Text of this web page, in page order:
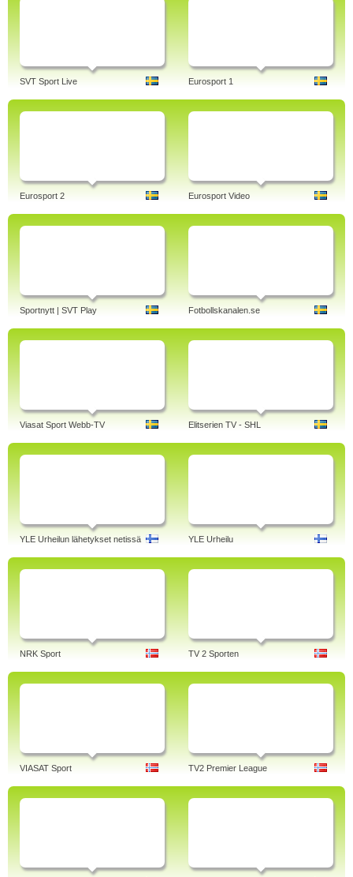
SVT Sport Live Eurosport 1
Eurosport 2 Eurosport Video
Sportnytt | SVT Play Fotbollskanalen.se
Viasat Sport Webb-TV Elitserien TV - SHL
YLE Urheilun lähetykset netissä YLE Urheilu
NRK Sport TV 2 Sporten
VIASAT Sport TV2 Premier League